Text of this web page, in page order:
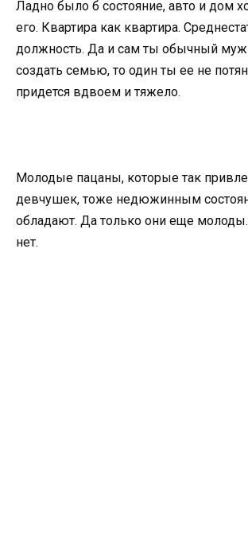
Ладно было б состояние, авто и дом
его. Квартира как квартира.
должность. Да и сам ты обычный
создать семью, то один ты ее не
придется вдвоем и тяжело.
Молодые пацаны, которые так
девчушек, тоже недюжинным
обладают. Да только они еще
нет.